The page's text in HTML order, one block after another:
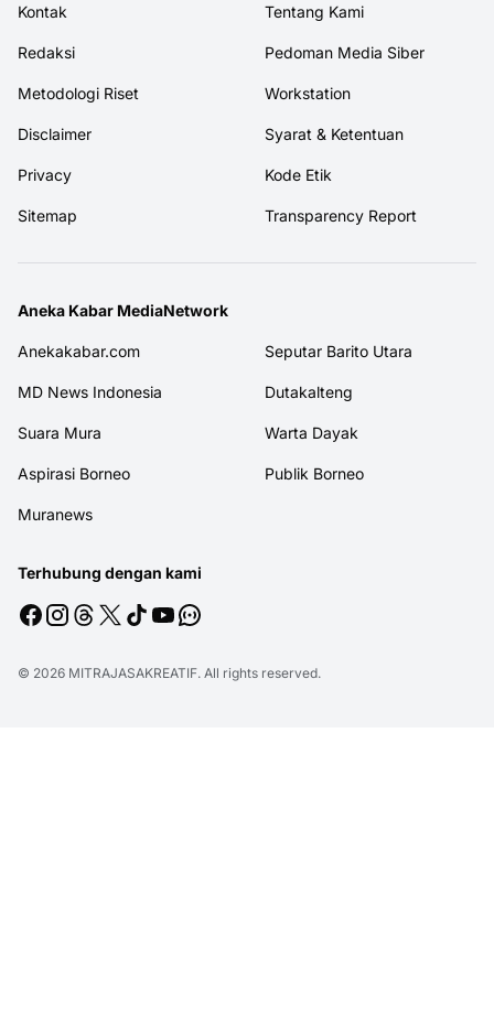
Kontak Tentang Kami
Redaksi Pedoman Media Siber
Metodologi Riset Workstation
Disclaimer Syarat & Ketentuan
Privacy Kode Etik
Sitemap Transparency Report
Aneka Kabar MediaNetwork
Anekakabar.com Seputar Barito Utara
MD News Indonesia Dutakalteng
Suara Mura Warta Dayak
Aspirasi Borneo Publik Borneo
Muranews
Terhubung dengan kami
© 2026 MITRAJASAKREATIF. All rights reserved.